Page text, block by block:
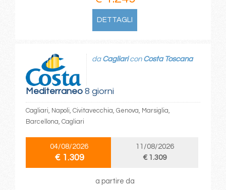
DETTAGLI
Mediterraneo8 giorni
da Cagliaricon Costa Toscana
Cagliari, Napoli, Civitavecchia, Genova, Marsiglia,
Barcellona, Cagliari
04/08/2026
€ 1.309
11/08/2026
€ 1.309
a partire da